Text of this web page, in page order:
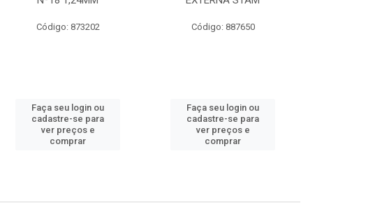
Código: 873202
Faça seu login ou
cadastre-se para
ver preços e
comprar
Código: 887650
Faça seu login ou
cadastre-se para
ver preços e
comprar